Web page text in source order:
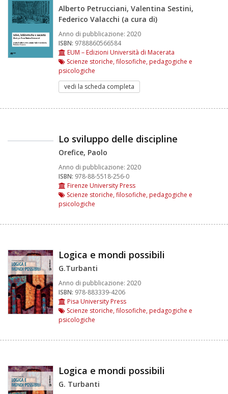
Alberto Petrucciani, Valentina Sestini,
Federico Valacchi (a cura di)
Anno di pubblicazione: 2020
ISBN: 9788860566584
EUM – Edizioni Università di Macerata
Scienze storiche, filosofiche, pedagogiche e
psicologiche
vedi la scheda completa
Lo sviluppo delle discipline
Orefice, Paolo
Anno di pubblicazione: 2020
ISBN: 978-88-5518-256-0
Firenze University Press
Scienze storiche, filosofiche, pedagogiche e
psicologiche
Logica e mondi possibili
G.Turbanti
Anno di pubblicazione: 2020
ISBN: 978-883339-4206
Pisa University Press
Scienze storiche, filosofiche, pedagogiche e
psicologiche
Logica e mondi possibili
G. Turbanti